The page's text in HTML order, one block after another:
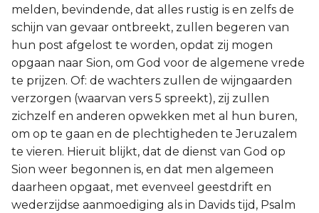
melden, bevindende, dat alles rustig is en zelfs de
schijn van gevaar ontbreekt, zullen begeren van
hun post afgelost te worden, opdat zij mogen
opgaan naar Sion, om God voor de algemene vrede
te prijzen. Of: de wachters zullen de wijngaarden
verzorgen (waarvan vers 5 spreekt), zij zullen
zichzelf en anderen opwekken met al hun buren,
om op te gaan en de plechtigheden te Jeruzalem
te vieren. Hieruit blijkt, dat de dienst van God op
Sion weer begonnen is, en dat men algemeen
daarheen opgaat, met evenveel geestdrift en
wederzijdse aanmoediging als in Davids tijd, Psalm